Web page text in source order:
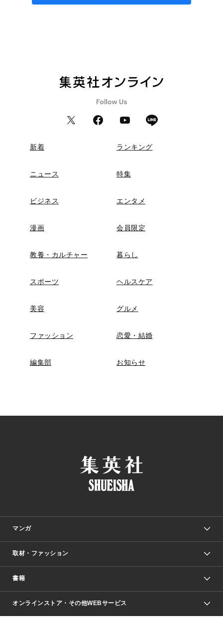
新着 ランキング
ニュース 特集
ビジネス エンタメ
漫画 会員限定
教養・カルチャー 暮らし
スポーツ ヘルスケア
美容 グルメ
ファッション 恋愛・結婚
編集部 お知らせ
マンガ
少年マンガ
Vジャンプ
週刊ヤングジャンプ
少女マンガ
取材・ファッション
Seventeen
芸能・情報・スポーツ
書籍
文芸・文庫・総合
オンラインストア・その他WEBサービス